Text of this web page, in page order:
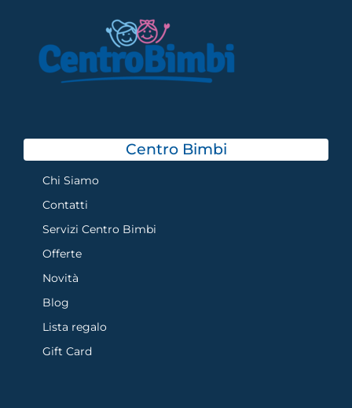
Centro Bimbi
Chi Siamo
Contatti
Servizi Centro Bimbi
Offerte
Novità
Blog
Lista regalo
Gift Card